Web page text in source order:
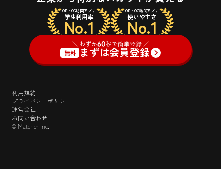
OB・OG訪問アプリ
学生利用率
No.1
OB・OG訪問アプリ
使いやすさ
No.1
＼ わずか60秒で簡単登録 ／
無料
まずは会員登録
© Matcher inc.
利用規約
プライバシーポリシー
運営会社
お問い合わせ